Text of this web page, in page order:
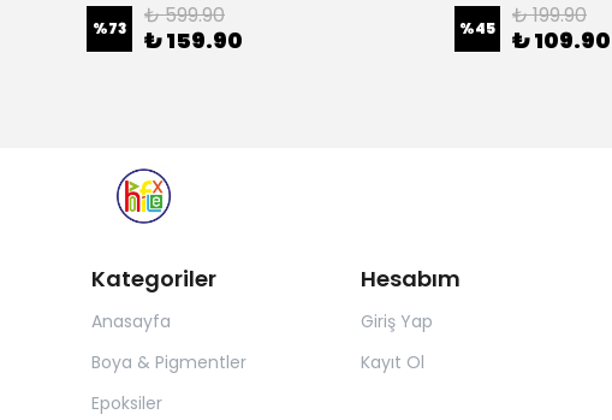
%73 ₺ 599.90
₺ 159.90 %45 ₺ 199.90
₺ 109.90
Kategoriler
Anasayfa
Boya & Pigmentler
Epoksiler
Hesabım
Giriş Yap
Kayıt Ol